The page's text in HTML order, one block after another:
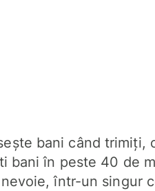
bani când trimiți,
bani în peste 40 de
într-un singur